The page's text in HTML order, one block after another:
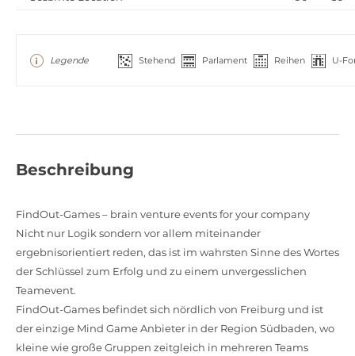
Legende Stehend Parlament Reihen U-
Beschreibung
FindOut-Games – brain venture events for your company
Nicht nur Logik sondern vor allem miteinander
ergebnisorientiert reden, das ist im wahrsten Sinne des Wortes
der Schlüssel zum Erfolg und zu einem unvergesslichen
Teamevent.
FindOut-Games befindet sich nördlich von Freiburg und ist
der einzige Mind Game Anbieter in der Region Südbaden, wo
kleine wie große Gruppen zeitgleich in mehreren Teams